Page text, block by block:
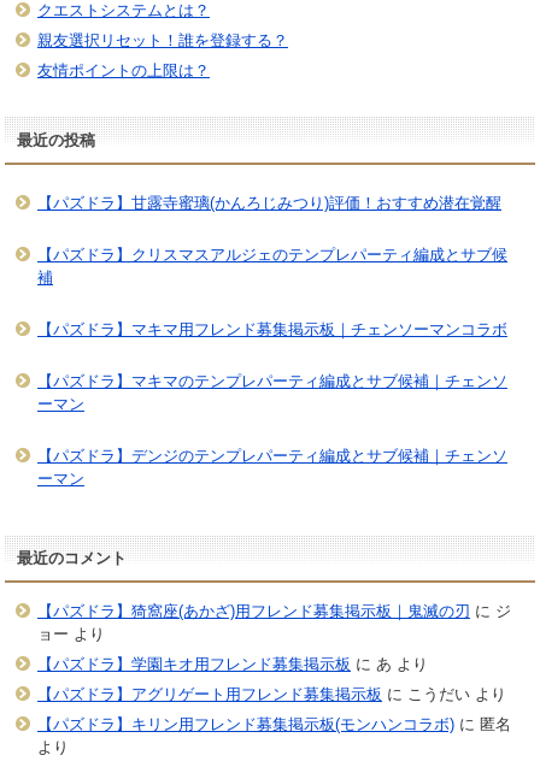
クエストシステムとは？
親友選択リセット！誰を登録する？
友情ポイントの上限は？
最近の投稿
【パズドラ】甘露寺蜜璃(かんろじみつり)評価！おすすめ潜在覚醒
【パズドラ】クリスマスアルジェのテンプレパーティ編成とサブ候
補
【パズドラ】マキマ用フレンド募集掲示板｜チェンソーマンコラボ
【パズドラ】マキマのテンプレパーティ編成とサブ候補｜チェンソ
ーマン
【パズドラ】デンジのテンプレパーティ編成とサブ候補｜チェンソ
ーマン
最近のコメント
【パズドラ】猗窩座(あかざ)用フレンド募集掲示板｜鬼滅の刃 に ジ
ョー より
【パズドラ】学園キオ用フレンド募集掲示板 に あ より
【パズドラ】アグリゲート用フレンド募集掲示板 に こうだいより
【パズドラ】キリン用フレンド募集掲示板(モンハンコラボ)に 匿名
より